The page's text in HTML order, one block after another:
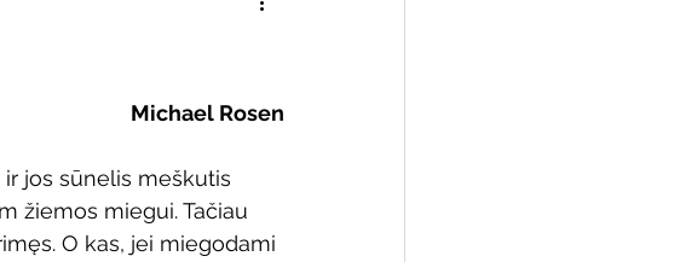
Kilnojamos parodos
Naujos knygos vaikams
Michael Rosen
jos sūnelis meškutis
žiemos miegui. Tačiau
O kas, jei miegodami